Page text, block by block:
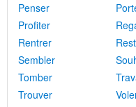
Penser
Profiter
Rentrer
Sembler
Tomber
Trouver